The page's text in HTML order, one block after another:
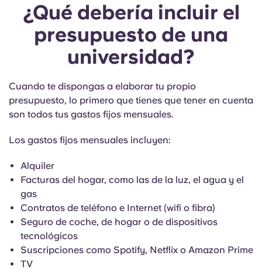
¿Qué debería incluir el
presupuesto de una
universidad?
Cuando te dispongas a elaborar tu propio
presupuesto, lo primero que tienes que tener en cuenta
son todos tus gastos fijos mensuales.
Los gastos fijos mensuales incluyen:
Alquiler
Facturas del hogar, como las de la luz, el agua y el
gas
Contratos de teléfono e Internet (wifi o fibra)
Seguro de coche, de hogar o de dispositivos
tecnológicos
Suscripciones como Spotify, Netflix o Amazon Prime
TV